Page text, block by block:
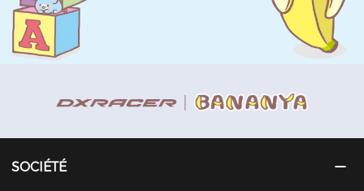
SOCIÉTÉ